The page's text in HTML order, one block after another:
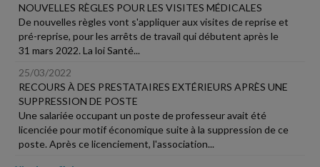
NOUVELLES RÈGLES POUR LES VISITES MÉDICALES
De nouvelles règles vont s'appliquer aux visites de reprise et
pré-reprise, pour les arrêts de travail qui débutent après le
31 mars 2022. La loi Santé...
25/03/2022
RECOURS À DES PRESTATAIRES EXTÉRIEURS APRÈS UNE
SUPPRESSION DE POSTE
Une salariée occupant un poste de professeur avait été
licenciée pour motif économique suite à la suppression de ce
poste. Après ce licenciement, l'association...